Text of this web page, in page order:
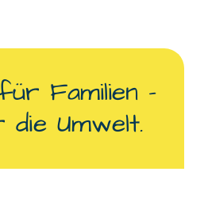
Familien –
Umwelt.